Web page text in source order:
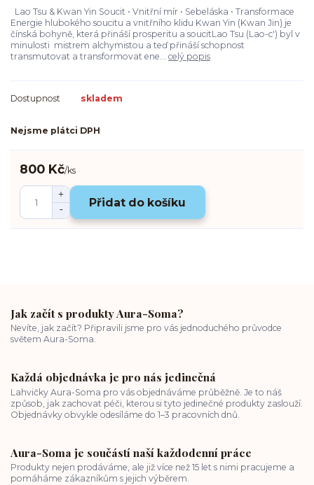
Lao Tsu & Kwan Yin Soucit • Vnitřní mír • Sebeláska • Transformace
Energie hlubokého soucitu a vnitřního klidu Kwan Yin (Kwan Jin) je
čínská bohyně, která přináší prosperitu a soucitLao Tsu (Lao-c') byl v
minulosti mistrem alchymistou a teď přináší schopnost
transmutovat a transformovat ene... celý popis
Dostupnost skladem
Nejsme plátci DPH
800 Kč/ks
Přidat do košíku
Jak začít s produkty Aura-Soma?
Nevíte, jak začít? Připravili jsme pro vás jednoduchého průvodce
světem Aura-Soma.
Každá objednávka je pro nás jedinečná
Lahvičky Aura-Soma pro vás objednáváme průběžně. Je to náš
způsob, jak zachovat péči, kterou si tyto jedinečné produkty zaslouží.
Objednávky obvykle odesíláme do 1–3 pracovních dnů.
Aura-Soma je součástí naší každodenní práce
Produkty nejen prodáváme, ale již více než 15 let s nimi pracujeme a
pomáháme zákazníkům s jejich výběrem.